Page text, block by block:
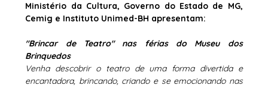
Ministério da Cultura, Governo do Estado de MG,
Cemig e Instituto Unimed-BH apresentam:
"Brincar de Teatro" nas férias do Museu dos
Brinquedos
Venha descobrir o teatro de uma forma divertida e
encantadora, brincando, criando e se emocionando nas